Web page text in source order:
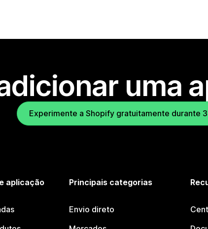
uma
Experimente a Shopify gratuitamente durante
aplicação Principais categorias
Envio direto